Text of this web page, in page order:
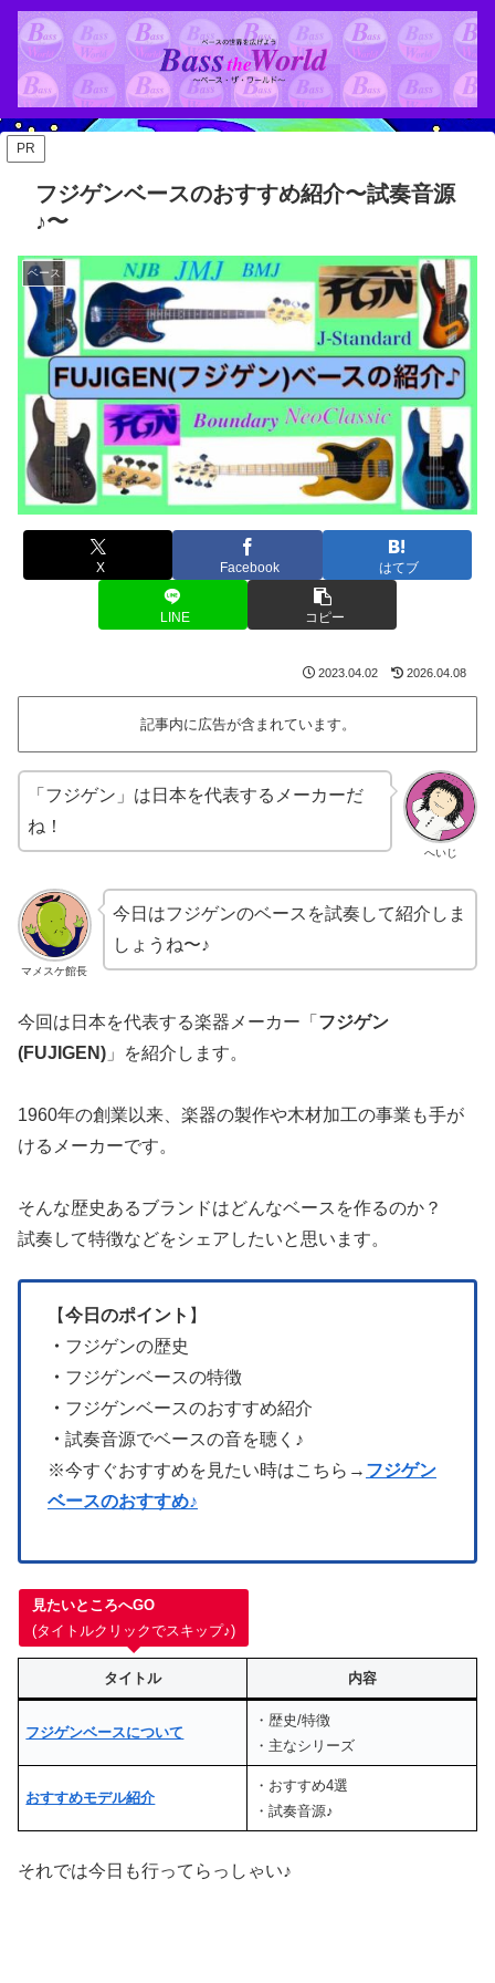
PR
フジゲンベースのおすすめ紹介〜試奏音源
♪〜
ベース
X Facebook はてブ
LINE コピー
2023.04.02 2026.04.08
記事内に広告が含まれています。
へいじ
「フジゲン」は日本を代表するメーカーだ
ね！
マメスケ館長
今日はフジゲンのベースを試奏して紹介しま
しょうね〜♪
今回は日本を代表する楽器メーカー「 フジゲン
(FUJIGEN) 」を紹介します。
1960年の創業以来、楽器の製作や木材加工の事業も手が
けるメーカーです。
そんな歴史あるブランドはどんなベースを作るのか？
試奏して特徴などをシェアしたいと思います。
【今日のポイント 】
・ フジゲンの歴史
・ フジゲンベースの特徴
・ フジゲンベースのおすすめ紹介
・ 試奏音源でベースの音を聴く♪
※今すぐおすすめを見たい時はこちら→ フジゲン
ベースのおすすめ♪
見たいところへGO
(タイトルクリックでスキップ♪)
タイトル 内容
フジゲンベースについて
・歴史/特徴
・主なシリーズ
おすすめモデル紹介
・おすすめ4選
・試奏音源♪
それでは今日も行ってらっしゃい♪